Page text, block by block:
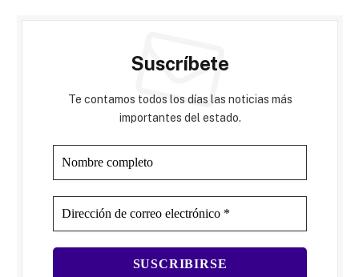
Suscríbete
Te contamos todos los días las noticias más
importantes del estado.